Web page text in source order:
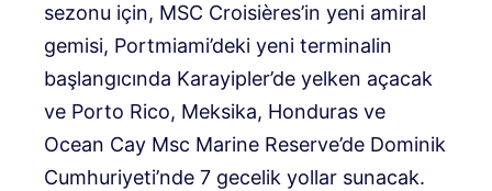
sezonu için, MSC Croisières’in yeni amiral
gemisi, Portmiami’deki yeni terminalin
başlangıcında Karayipler’de yelken açacak
ve Porto Rico, Meksika, Honduras ve
Ocean Cay Msc Marine Reserve’de Dominik
Cumhuriyeti’nde 7 gecelik yollar sunacak.